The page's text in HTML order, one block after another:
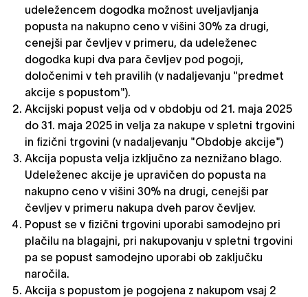
udeležencem dogodka možnost uveljavljanja
popusta na nakupno ceno v višini 30% za drugi,
cenejši par čevljev v primeru, da udeleženec
dogodka kupi dva para čevljev pod pogoji,
določenimi v teh pravilih (v nadaljevanju "predmet
akcije s popustom").
Akcijski popust velja od v obdobju od 21. maja 2025
do 31. maja 2025 in velja za nakupe v spletni trgovini
in fizični trgovini (v nadaljevanju "Obdobje akcije")
Akcija popusta velja izključno za neznižano blago.
Udeleženec akcije je upravičen do popusta na
nakupno ceno v višini 30% na drugi, cenejši par
čevljev v primeru nakupa dveh parov čevljev.
Popust se v fizični trgovini uporabi samodejno pri
plačilu na blagajni, pri nakupovanju v spletni trgovini
pa se popust samodejno uporabi ob zaključku
naročila.
Akcija s popustom je pogojena z nakupom vsaj 2